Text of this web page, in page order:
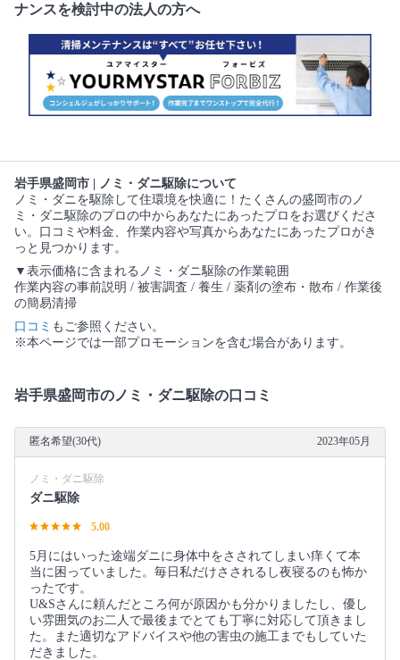
ナンスを検討中の法人の方へ
岩手県盛岡市 | ノミ・ダニ駆除について
ノミ・ダニを駆除して住環境を快適に！たくさんの盛岡市のノ
ミ・ダニ駆除のプロの中からあなたにあったプロをお選びくださ
い。口コミや料金、作業内容や写真からあなたにあったプロがき
っと見つかります。
▼表示価格に含まれるノミ・ダニ駆除の作業範囲
作業内容の事前説明 / 被害調査 / 養生 / 薬剤の塗布・散布 / 作業後
の簡易清掃
口コミ もご参照ください。
※本ページでは一部プロモーションを含む場合があります。
岩手県盛岡市のノミ・ダニ駆除の口コミ
匿名希望(30代) 2023年05月
ノミ・ダニ駆除
ダニ駆除
5.00
5月にはいった途端ダニに身体中をさされてしまい痒くて本
当に困っていました。毎日私だけさされるし夜寝るのも怖か
ったです。
U&Sさんに頼んだところ何が原因かも分かりましたし、優し
い雰囲気のお二人で最後までとても丁寧に対応して頂きまし
た。また適切なアドバイスや他の害虫の施工までもしていた
だきました。